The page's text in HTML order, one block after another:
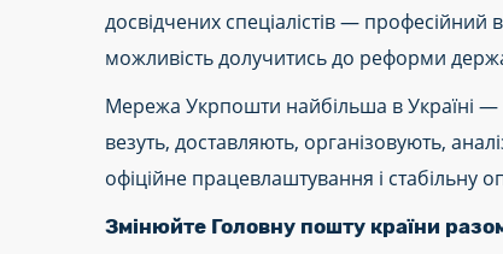
досвідчених спеціалістів —
можливість долучитись до реформи
Мережа Укрпошти найбільша в Україні —
везуть, доставляють, організовують,
офіційне працевлаштування і стабільну
Змінюйте Головну пошту країни